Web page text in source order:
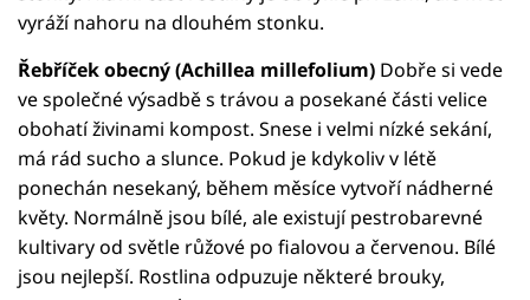
vyráží nahoru na dlouhém stonku.
Řebříček obecný (Achillea millefolium) Dobře si vede
ve společné výsadbě s trávou a posekané části velice
obohatí živinami kompost. Snese i velmi nízké sekání,
má rád sucho a slunce. Pokud je kdykoliv v létě
ponechán nesekaný, během měsíce vytvoří nádherné
květy. Normálně jsou bílé, ale existují pestrobarevné
kultivary od světle růžové po fialovou a červenou. Bílé
jsou nejlepší. Rostlina odpuzuje některé brouky,